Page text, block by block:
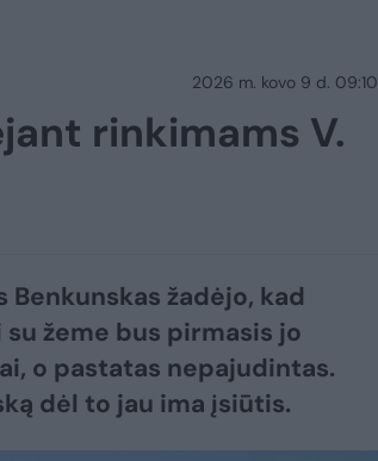
2026 m. kovo 9 d. 09:10
rinkimams V.
žadėjo, kad
žeme bus pirmasis jo
o pastatas nepajudintas.
dėl to jau ima įsiūtis.